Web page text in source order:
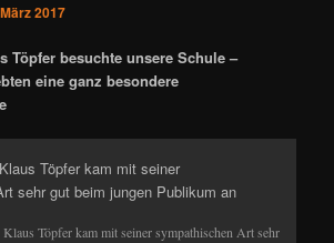
2017
Töpfer besuchte unsere Schule –
eine ganz besondere
Töpfer kam mit seiner sympathischen Art sehr